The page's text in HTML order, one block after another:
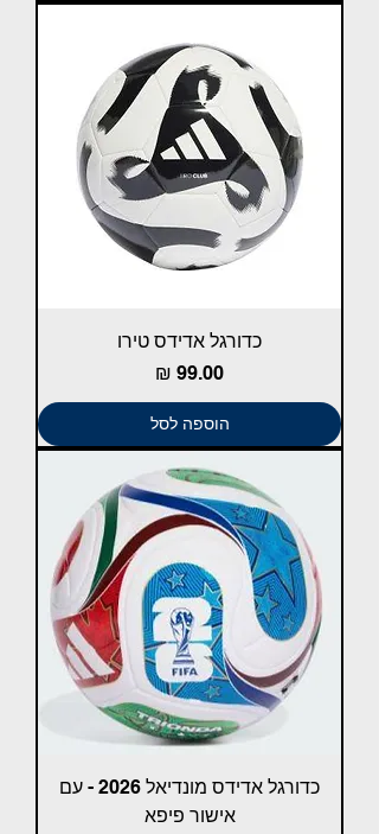
כדורגל אדידס טירו
מחיר
הוספה לסל
כדורגל אדידס מונדיאל 2026 - עם
אישור פיפא